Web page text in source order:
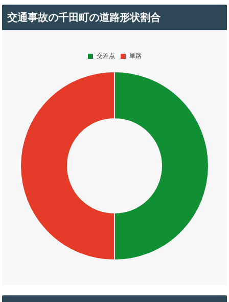
交通事故の千田町の道路形状割合